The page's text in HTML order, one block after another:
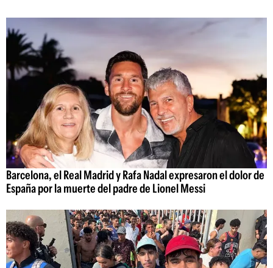
Barcelona, el Real Madrid y Rafa Nadal expresaron el dolor de
España por la muerte del padre de Lionel Messi